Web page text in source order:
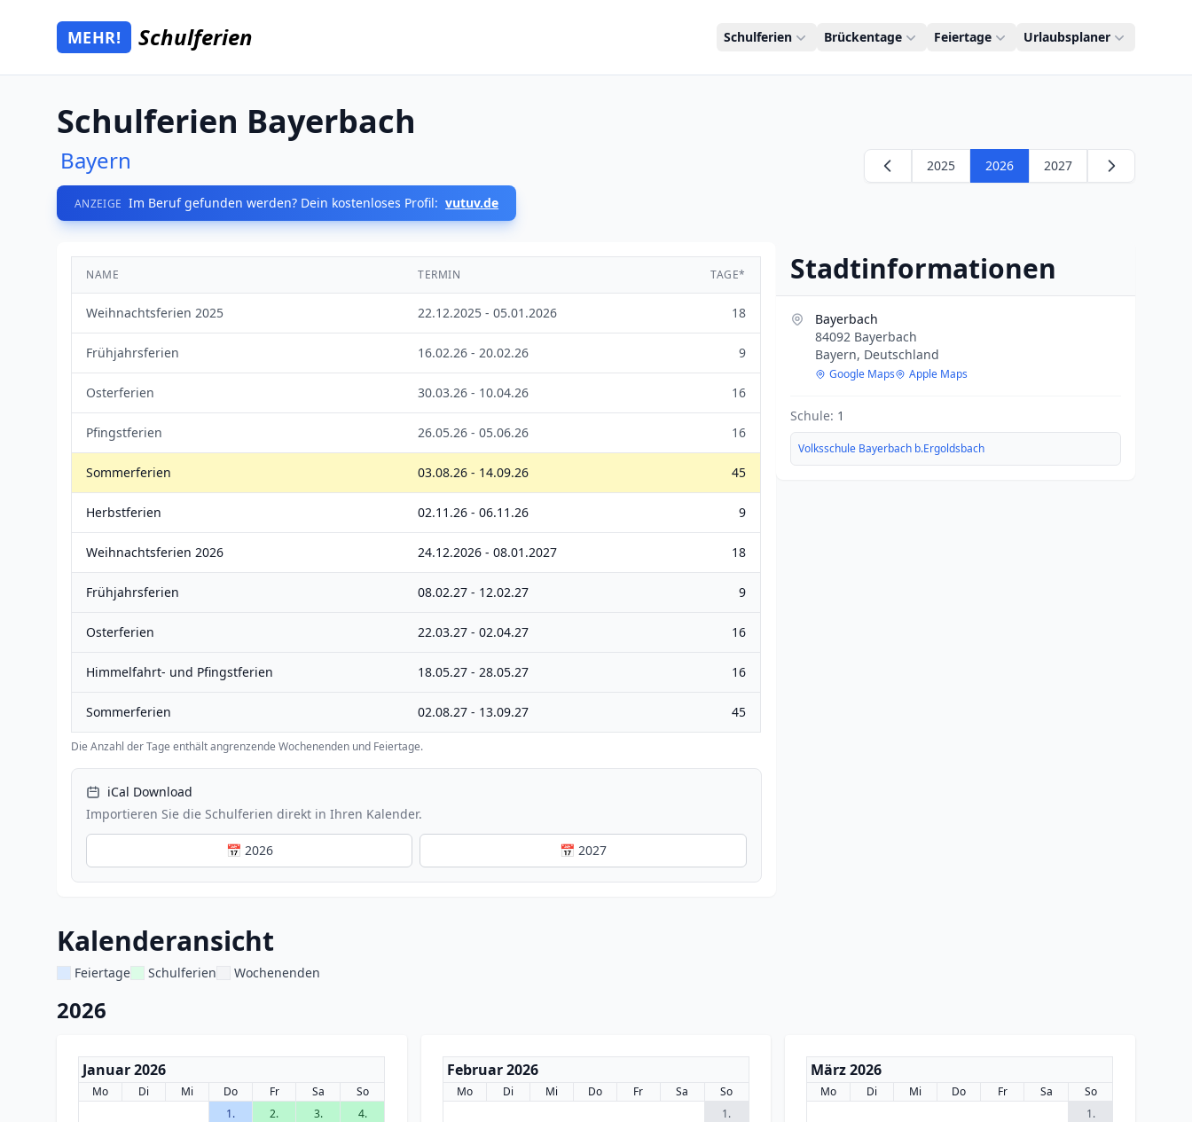
Zum Hauptinhalt springen
Mehr Schulferien
MEHR! Schulferien Schulferien Brückentage Feiertage Urlaubsplaner
Schulferien Bayerbach
Bayern
ANZEIGE Im Beruf gefunden werden? Dein kostenloses Profil: vutuv.de
2025 2026 2027
NAME TERMIN TAGE*
Weihnachtsferien 2025 22.12.2025 - 05.01.2026 18
Frühjahrsferien 16.02.26 - 20.02.26 9
Osterferien 30.03.26 - 10.04.26 16
Pfingstferien 26.05.26 - 05.06.26 16
Sommerferien 03.08.26 - 14.09.26 45
Herbstferien 02.11.26 - 06.11.26 9
Weihnachtsferien 2026 24.12.2026 - 08.01.2027 18
Frühjahrsferien 08.02.27 - 12.02.27 9
Osterferien 22.03.27 - 02.04.27 16
Himmelfahrt- und Pfingstferien 18.05.27 - 28.05.27 16
Sommerferien 02.08.27 - 13.09.27 45
Die Anzahl der Tage enthält angrenzende Wochenenden und Feiertage.
iCal Download
Importieren Sie die Schulferien direkt in Ihren Kalender.
📅 2026 📅 2027
Stadtinformationen
Bayerbach
84092 Bayerbach
Bayern, Deutschland
Google Maps Apple Maps
Schule: 1
Volksschule Bayerbach b.Ergoldsbach
Kalenderansicht
Feiertage Schulferien Wochenenden
2026
Januar 2026
Mo Di Mi Do Fr Sa
So
1.
2. 3.
4.
Februar 2026
Mo Di Mi Do Fr Sa
So
1.
März 2026
Mo Di Mi Do Fr Sa
So
1.